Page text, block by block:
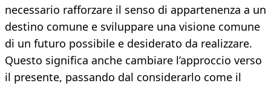
necessario rafforzare il senso di appartenenza a un
destino comune e sviluppare una visione comune
di un futuro possibile e desiderato da realizzare.
Questo significa anche cambiare l’approccio verso
il presente, passando dal considerarlo come il